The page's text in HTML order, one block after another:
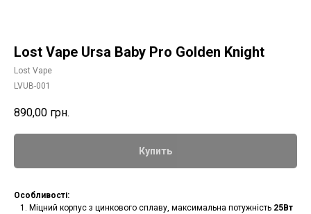
Lost Vape Ursa Baby Pro Golden Knight
Lost Vape
LVUB-001
890,00 грн.
Купить
Особливості:
Міцний корпус з цинкового сплаву, максимальна потужність 25Вт